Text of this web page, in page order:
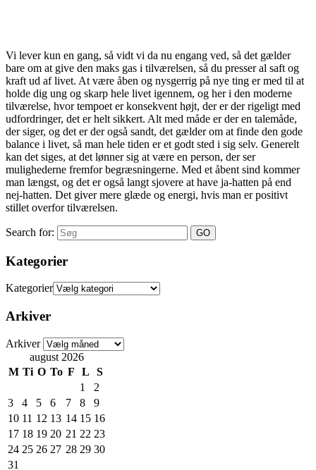
Vi lever kun en gang, så vidt vi da nu engang ved, så det gælder
bare om at give den maks gas i tilværelsen, så du presser al saft og
kraft ud af livet. At være åben og nysgerrig på nye ting er med til at
holde dig ung og skarp hele livet igennem, og her i den moderne
tilværelse, hvor tempoet er konsekvent højt, der er der rigeligt med
udfordringer, det er helt sikkert. Alt med måde er der en talemåde,
der siger, og det er der også sandt, det gælder om at finde den gode
balance i livet, så man hele tiden er et godt sted i sig selv. Generelt
kan det siges, at det lønner sig at være en person, der ser
mulighederne fremfor begræsningerne. Med et åbent sind kommer
man længst, og det er også langt sjovere at have ja-hatten på end
nej-hatten. Det giver mere glæde og energi, hvis man er positivt
stillet overfor tilværelsen.
Search for:
Kategorier
Kategorier
Arkiver
Arkiver
august 2026
M Ti O To F L
S
1
2
3
4 5 6 7 8
9
10 11 12 13 14 15 16
17 18 19 20 21 22 23
24 25 26 27 28 29 30
31